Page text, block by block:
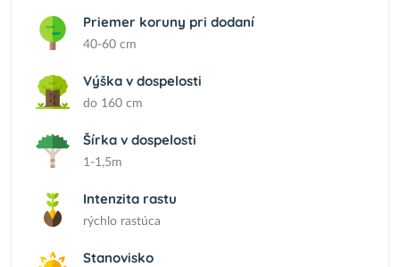
Priemer koruny pri dodaní
40-60 cm
Výška v dospelosti
do 160 cm
Šírka v dospelosti
1-1,5m
Intenzita rastu
rýchlo rastúca
Stanovisko